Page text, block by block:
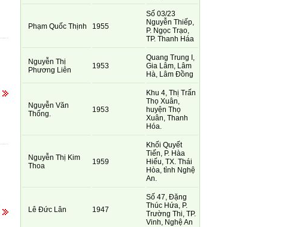
Phạm Quốc Thịnh 1955
Số 03/23
Nguyễn Thiếp,
P. Ngọc Trạo,
TP. Thanh Háa
Nguyễn Thị
Phương Liên
1953
Quang Trung I,
Gia Lâm, Lâm
Hà, Lâm Đồng
Nguyễn Văn
Thống.
1953
Khu 4, Thị Trấn
Thọ Xuân,
huyện Thọ
Xuân, Thanh
Hóa.
Nguyễn Thị Kim
Thoa
1959
Khối Quyết
Tiến, P. Hàa
Hiếu, TX. Thái
Hòa, tỉnh Nghệ
An.
Lê Đức Lân 1947
Số 47, Đặng
Thúc Hứa, P.
Trường Thi, TP.
Vinh, Nghệ An